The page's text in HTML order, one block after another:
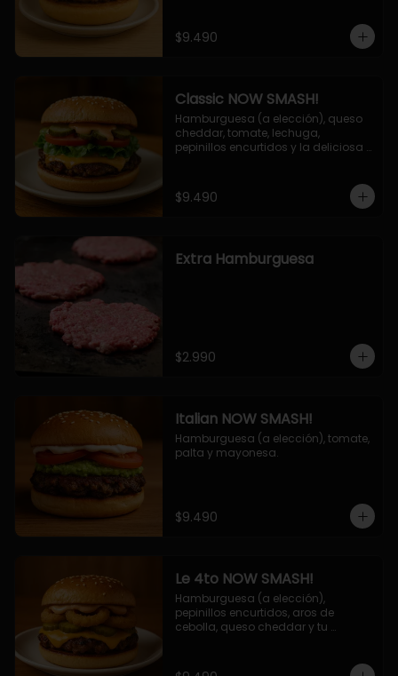
$9.490
Classic NOW SMASH!
Hamburguesa (a elección), queso
cheddar, tomate, lechuga,
pepinillos encurtidos y la deliciosa
$9.490
Extra Hamburguesa
$2.990
Italian NOW SMASH!
Hamburguesa (a elección), tomate,
palta y mayonesa.
$9.490
Le 4to NOW SMASH!
Hamburguesa (a elección),
pepinillos encurtidos, aros de
cebolla, queso cheddar y tu